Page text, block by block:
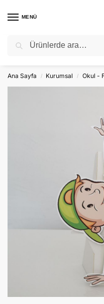
MENÜ
NATO ZİRVESİ NEDENİYLE
Ana Sayfa / Kurumsal / Okul -